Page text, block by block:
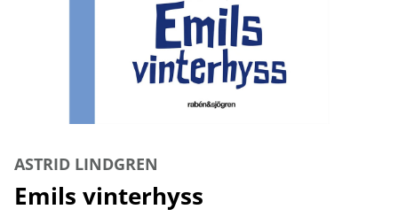
ASTRID LINDGREN
Emils vinterhyss